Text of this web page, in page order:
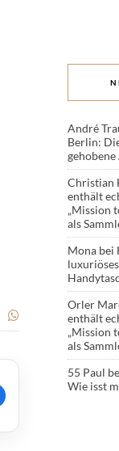
André
Berlin:
Christian
enthält
„Mission
als
Mona bei
Orler
enthält
„Mission
als
55 Paul
Wie isst